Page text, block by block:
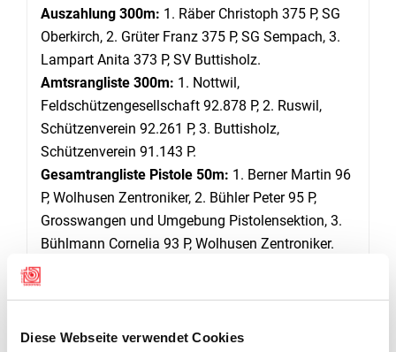
Diese Webseite verwendet Cookies
Auszahlung 300m: 1. Räber Christoph 375 P, SG
Oberkirch, 2. Grüter Franz 375 P, SG Sempach, 3.
Lampart Anita 373 P, SV Buttisholz.
Amtsrangliste 300m: 1. Nottwil,
Feldschützengesellschaft 92.878 P, 2. Ruswil,
Schützenverein 92.261 P, 3. Buttisholz,
Schützenverein 91.143 P.
Gesamtrangliste Pistole 50m: 1. Berner Martin 96
P, Wolhusen Zentroniker, 2. Bühler Peter 95 P,
Grosswangen und Umgebung Pistolensektion, 3.
Bühlmann Cornelia 93 P, Wolhusen Zentroniker.
Pistolensektion, 3. Egli Anton 88 P, SPK Sursee